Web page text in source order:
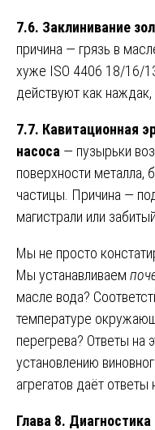
7.6. Заклинивание
причина — грязь в
хуже ISO 4406 18/16/
действуют как наждак,
7.7. Кавитационная
насоса — пузырьки
поверхности металла,
частицы. Причина —
магистрали или
Мы не просто
Мы устанавливаем
масле вода?
температуре
перегрева? Ответы на
установлению
агрегатов даёт
Глава 8.